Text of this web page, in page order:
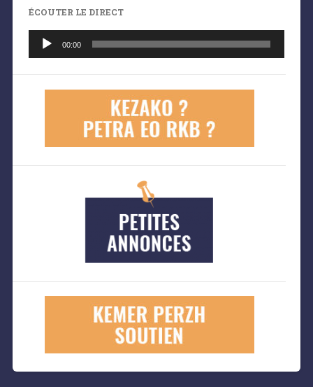
ÉCOUTER LE DIRECT
Lecteur
audio
00:00